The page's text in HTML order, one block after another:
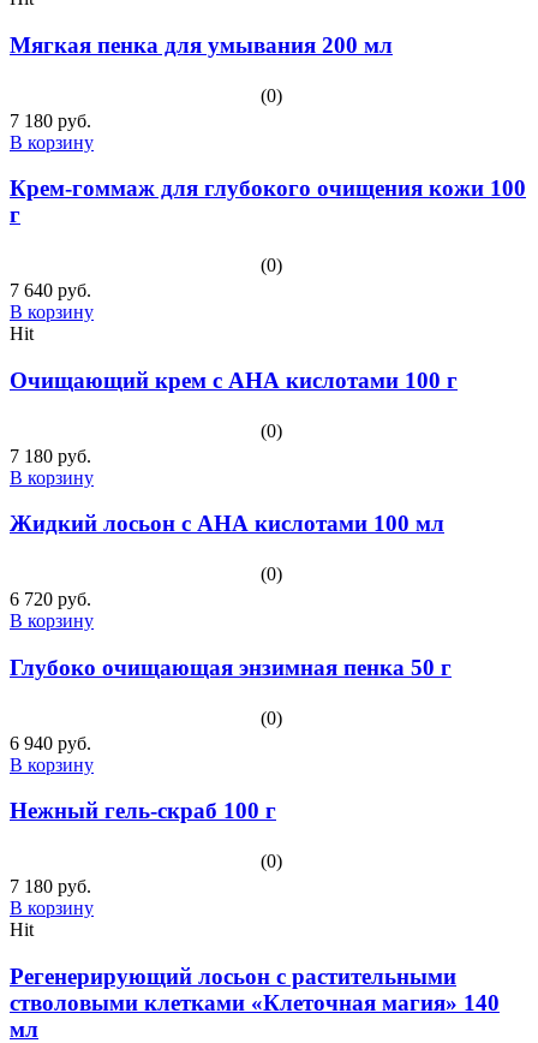
Мягкая пенка для умывания 200 мл
(0)
7 180 руб.
В корзину
Крем-гоммаж для глубокого очищения кожи 100
г
(0)
7 640 руб.
В корзину
Hit
Очищающий крем с АНА кислотами 100 г
(0)
7 180 руб.
В корзину
Жидкий лосьон с АНА кислотами 100 мл
(0)
6 720 руб.
В корзину
Глубоко очищающая энзимная пенка 50 г
(0)
6 940 руб.
В корзину
Нежный гель-скраб 100 г
(0)
7 180 руб.
В корзину
Hit
Регенерирующий лосьон с растительными
стволовыми клетками «Клеточная магия» 140
мл